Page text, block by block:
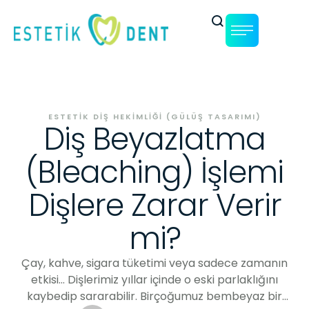
ESTETIK DIŞ HEKIMLIĞI (GÜLÜŞ TASARIMI)
Diş Beyazlatma
(Bleaching) İşlemi
Dişlere Zarar Verir
mi?
Çay, kahve, sigara tüketimi veya sadece zamanın
etkisi... Dişlerimiz yıllar içinde o eski parlaklığını
kaybedip sararabilir. Birçoğumuz bembeyaz bir